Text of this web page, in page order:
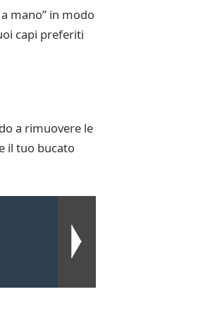
mano” in modo
capi preferiti
a rimuovere le
il tuo bucato